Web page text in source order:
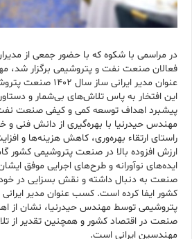
در مراسمی با شکوه که با حضور جمعی از
فعالان صنعت نفت و پتروشیمی برگزار شد،
عنوان مدیر ایرانی
این افتخار به پاس تلاش‌های بی‌شمار و
پیشبرد اهداف توسعه کمی و کیفی صنعت
مهندس حیدرنیا با بهره‌گیری از دانش فنی و
راستای ارتقاء بهره‌وری، کاهش هزینه‌ها و
ارزش افزوده بالا در صنعت پتروشیمی کشور
ایده‌های نوآورانه و طرح‌های اجرایی موفق
صنعت به دنبال داشته و نقش بسزایی در
پتروشیمی توسط مهندس حیدرنیا، نشان از
صنعت در اقتصاد کشور و همچنین تقدیر از
مهندسین ایرانی است.